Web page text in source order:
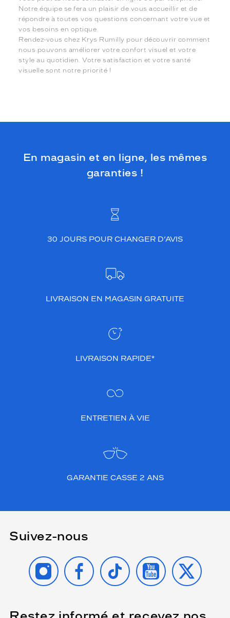
Notre équipe se fera un plaisir de vous accueillir et de
répondre à toutes vos questions concernant votre vue et
vos besoins en optique.
Rendez-vous chez Krys Rumilly pour découvrir comment
nous pouvons améliorer votre confort visuel et votre
style au quotidien. Votre satisfaction et votre santé
visuelle sont notre priorité !
En magasin et en ligne, les mêmes
garanties !
30 JOURS POUR CHANGER D’AVIS
LIVRAISON EN MAGASIN GRATUITE
LIVRAISON RAPIDE*
ENTRETIEN À VIE
GARANTIE CASSE 2 ANS
Suivez-nous
INSTAGRAMFACEBOOK
TIKTOK YOUTUBE
X
(Ce